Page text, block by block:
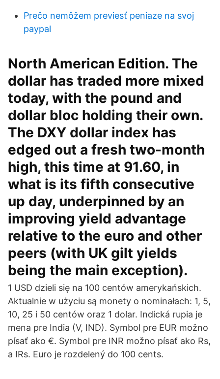
Prečo nemôžem previesť peniaze na svoj
paypal
North American Edition. The
dollar has traded more mixed
today, with the pound and
dollar bloc holding their own.
The DXY dollar index has
edged out a fresh two-month
high, this time at 91.60, in
what is its fifth consecutive
up day, underpinned by an
improving yield advantage
relative to the euro and other
peers (with UK gilt yields
being the main exception).
1 USD dzieli się na 100 centów amerykańskich.
Aktualnie w użyciu są monety o nominałach: 1, 5,
10, 25 i 50 centów oraz 1 dolar. Indická rupia je
mena pre India (V, IND). Symbol pre EUR možno
písať ako €. Symbol pre INR možno písať ako Rs,
a IRs. Euro je rozdelený do 100 cents.